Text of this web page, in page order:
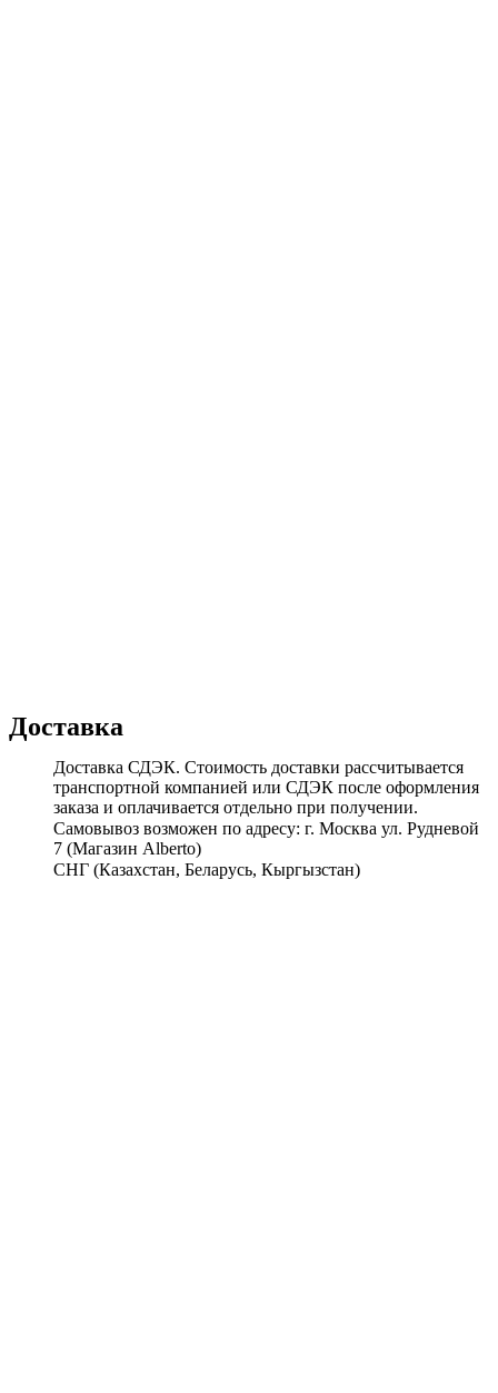
Доставка
Доставка СДЭК. Стоимость доставки рассчитывается
транспортной компанией или СДЭК после оформления
заказа и оплачивается отдельно при получении.
Самовывоз возможен по адресу: г. Москва ул. Рудневой
7 (Магазин Alberto)
СНГ (Казахстан, Беларусь, Кыргызстан)